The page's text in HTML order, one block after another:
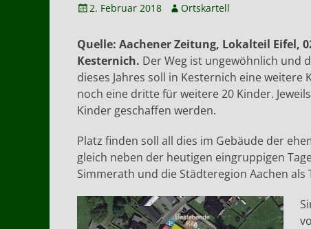
Veröffentlicht
2. Februar 2018 AutorOrtskartell
Quelle: Aachener Zeitung, Lokalteil Eifel,
Kesternich. Der Weg ist ungewöhnlich und
dieses Jahres soll in Kesternich eine
noch eine dritte für weitere 20 Kinder.
Kinder geschaffen werden.
Platz finden soll all dies im Gebäude der
gleich neben der heutigen eingruppigen
Simmerath und die Städteregion Aachen